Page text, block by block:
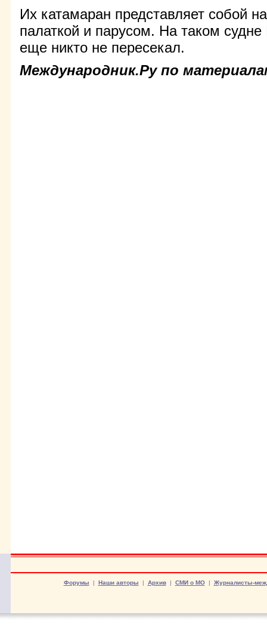
Их катамаран представляет собой
палаткой и парусом. На таком
еще никто не пересекал.
Международник.Ру по
Форумы | Наши авторы | Архив| СМИ о МО| Журналисты-